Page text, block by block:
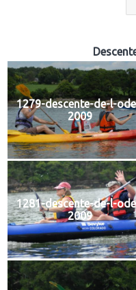
1279-descente-de-l-
2009
1281-descente-de-l-
2009